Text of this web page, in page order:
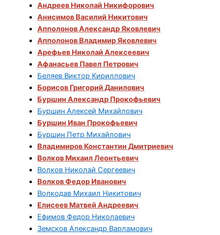
Андреев Николай Никифорович
Анисимов Василий Никитович
Апполонов Александр Яковлевич
Апполонов Владимир Яковлевич
Арефьев Николай Алексеевич
Афанасьев Павел Петрович
Беляев Виктор Кириллович
Борисов Григорий Данилович
Буршин Александр Прокофьевич
Буршин Алексей Михайлович
Буршин Иван Прокофьевич
Буршин Петр Михайлович
Владимиров Константин Дмитриевич
Волков Михаил Леонтьевич
Волков Николай Сергеевич
Волков Федор Иванович
Волкодав Михаил Никитович
Елисеев Матвей Андреевич
Ефимов Федор Николаевич
Земсков Александр Варламович